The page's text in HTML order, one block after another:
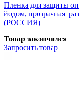
Пленка для защиты
йодом, прозрачная,
(РОССИЯ)
Товар закончился
Запросить товар